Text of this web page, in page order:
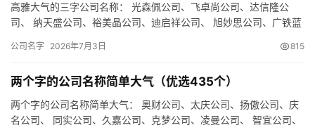
高雅大气的三字公司名称： 光森佩公司、飞卓尚公司、达信隆公
司、 纳天盛公司、裕美晶公司、迪启祥公司、 旭妙思公司、广铁蓝
公司名字 2026年7月3日 815
两个字的公司名称简单大气（优选435个）
两个字的公司名称简单大气： 奥财公司、太庆公司、扬傲公司、庆
名公司、 同实公司、久嘉公司、克梦公司、凌曼公司、 智宜公司、